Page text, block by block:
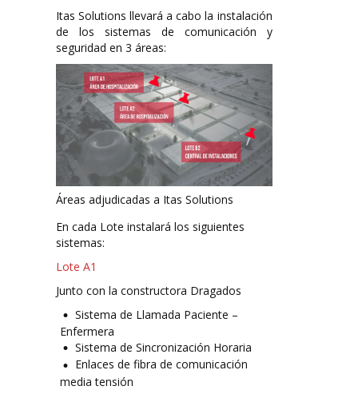
Itas Solutions llevará a cabo la instalación
de los sistemas de comunicación y
seguridad en 3 áreas:
Áreas adjudicadas a Itas Solutions
En cada Lote instalará los siguientes
sistemas:
Lote A1
Junto con la constructora Dragados
Sistema de Llamada Paciente –
Enfermera
Sistema de Sincronización Horaria
Enlaces de fibra de comunicación
media tensión